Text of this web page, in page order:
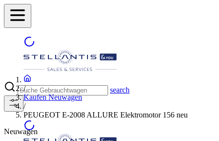
search
/
Kaufen Neuwagen
/
PEUGEOT E-2008 ALLURE Elektromotor 156 neu
Neuwagen